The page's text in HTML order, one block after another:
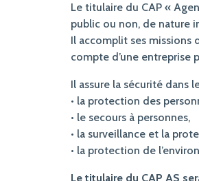
Le titulaire du CAP «
public ou non, de nature
Il accomplit ses missions
compte d’une entreprise
Il assure la sécurité dans
• la protection des
• le secours à personnes,
• la surveillance et la
• la protection de
Le titulaire du CAP AS